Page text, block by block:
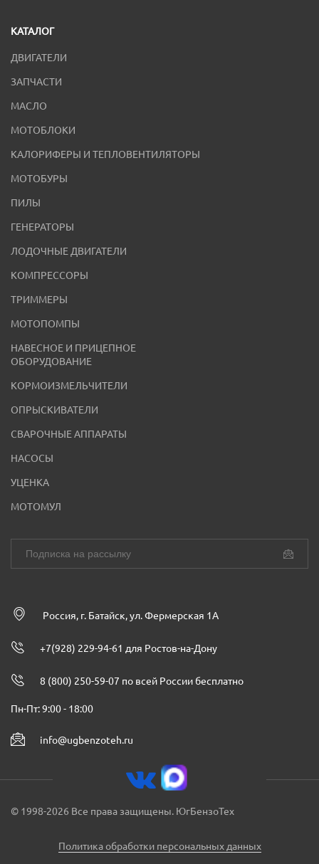
КАТАЛОГ
ДВИГАТЕЛИ
ЗАПЧАСТИ
МАСЛО
МОТОБЛОКИ
КАЛОРИФЕРЫ И ТЕПЛОВЕНТИЛЯТОРЫ
МОТОБУРЫ
ПИЛЫ
ГЕНЕРАТОРЫ
ЛОДОЧНЫЕ ДВИГАТЕЛИ
КОМПРЕССОРЫ
ТРИММЕРЫ
МОТОПОМПЫ
НАВЕСНОЕ И ПРИЦЕПНОЕ
ОБОРУДОВАНИЕ
КОРМОИЗМЕЛЬЧИТЕЛИ
ОПРЫСКИВАТЕЛИ
СВАРОЧНЫЕ АППАРАТЫ
НАСОСЫ
УЦЕНКА
МОТОМУЛ
Россия, г. Батайск, ул. Фермерская 1А
+7(928) 229-94-61 для Ростов-на-Дону
8 (800) 250-59-07 по всей России бесплатно
Пн-Пт: 9:00 - 18:00
info@ugbenzoteh.ru
© 1998-2026 Все права защищены. ЮгБензоТех
Политика обработки персональных данных